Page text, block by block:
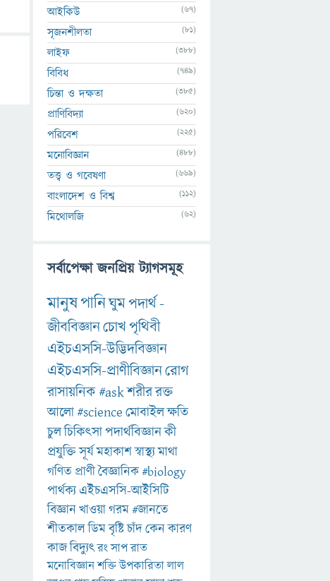
আইকিউ (67)
সৃজনশীলতা (81)
লাইফ (388)
বিবিধ (749)
চিন্তা ও দক্ষতা (385)
প্রাণিবিদ্যা (620)
পরিবেশ (225)
মনোবিজ্ঞান (488)
তত্ত্ব ও গবেষণা (669)
বাংলাদেশ ও বিশ্ব (112)
মিথোলজি (62)
সর্বাপেক্ষা জনপ্রিয় ট্যাগসমূহ
মানুষপানিঘুমপদার্থ-
জীববিজ্ঞানচোখপৃথিবী
এইচএসসি-উদ্ভিদবিজ্ঞান
এইচএসসি-প্রাণীবিজ্ঞানরোগ
রাসায়নিক#askশরীররক্ত
আলো#scienceমোবাইলক্ষতি
চুলচিকিৎসাপদার্থবিজ্ঞানকী
প্রযুক্তিসূর্যমহাকাশস্বাস্থ্যমাথা
গণিত প্রাণীবৈজ্ঞানিক#biology
পার্থক্য এইচএসসি-আইসিটি
বিজ্ঞানখাওয়াগরম#জানতে
শীতকালডিমবৃষ্টিচাঁদকেনকারণ
কাজবিদ্যুৎরংসাপরাত
মনোবিজ্ঞানশক্তিউপকারিতালাল